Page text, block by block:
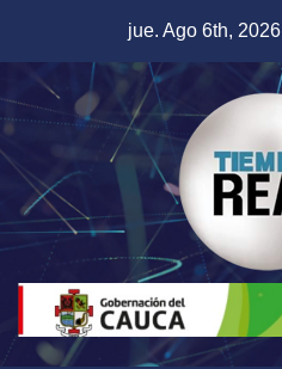
contenido
jue. Ago 6th, 2026